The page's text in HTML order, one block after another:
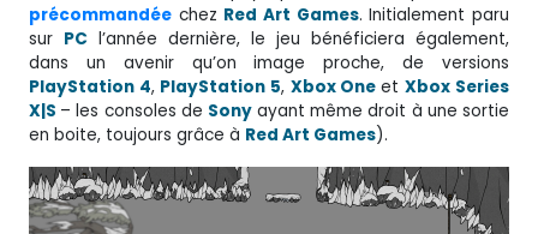
précommandée chez Red Art Games. Initialement paru
sur PC l’année dernière, le jeu bénéficiera également,
dans un avenir qu’on image proche, de versions
PlayStation 4,PlayStation 5, Xbox OneetXbox Series
X|S – les consoles de Sonyayant même droit à une sortie
en boite, toujours grâce à Red Art Games).